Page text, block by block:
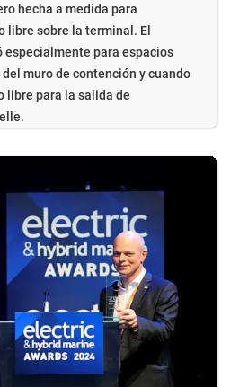
hecha a medida para
libre sobre la terminal. El
especialmente para espacios
muro de contención y cuando
libre para la salida de